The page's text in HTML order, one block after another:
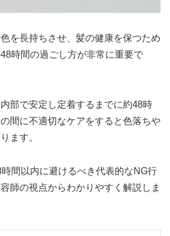
を長持ちさせ、髪の健康を保つため
時間の過ごし方が非常に重要で
部で安定し定着するまでに約48時
間に不適切なケアをすると色落ちや
ます。
間以内に避けるべき代表的なNG行
師の視点からわかりやすく解説しま